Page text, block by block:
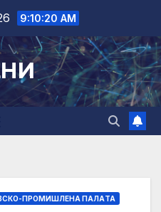
9:10:21 AM
ПРОМИШЛЕНА ПАЛAТА